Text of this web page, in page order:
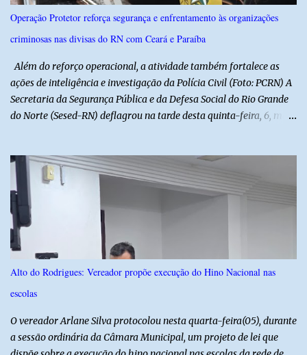
celebrar suas raízes. ​O sucesso desta edição reforça o compromisso
da administração da Prefeita Dra. Raquel com o resgate e a
valorização das tradições, unindo grandes atrações musicais e
Operação Protetor reforça segurança e enfrentamento às organizações
criminosas nas divisas do RN com Ceará e Paraíba
Além do reforço operacional, a atividade também fortalece as
ações de inteligência e investigação da Polícia Civil (Foto: PCRN) A
Secretaria da Segurança Pública e da Defesa Social do Rio Grande
do Norte (Sesed-RN) deflagrou na tarde desta quinta-feira, 6, mais
da segurança pública para o enfrentamento de organizações
criminosas nos municípios localizados nas divisas do Rio Grande
do Norte com os estados do Ceará e da Paraíba. A mobilização,
com concentração e saída de equipes policiais, ocorreu às 16h, no
município de Baraúna, no Oeste potiguar. A operação reúne
efetivos da Polícia Militar do Rio Grande do Norte, da Polícia Civil
do Rio Grande do Norte e da Polícia Militar do Ceará, reforçando a
atuação integrada entre as forças de segurança e intensificando o
combate à criminalidade nas áreas de fronteira interestadual. As
Alto do Rodrigues: Vereador propõe execução do Hino Nacional nas
escolas
O vereador Arlane Silva protocolou nesta quarta-feira(05), durante
a sessão ordinária da Câmara Municipal, um projeto de lei que